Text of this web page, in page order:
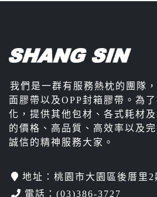
我們是一群有服務熱枕的團隊
面膠帶以及OPP封箱膠帶。為
化，提供其他包材、各式耗材
的價格、高品質、高效率以及
誠信的精神服務大家。
地址：桃園市大園區後厝里
電話： (03)386-3727